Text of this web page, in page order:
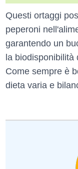
Questi ortaggi
peperoni
garantendo un
la biodisponibilità
Come sempre è
dieta varia e